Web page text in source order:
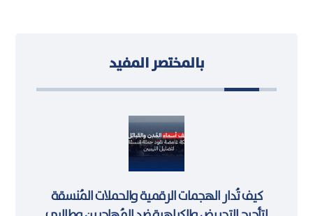
بالمختصر المفيد
كيف تُدار الهجمات الرقمية والحملات المُنسقة